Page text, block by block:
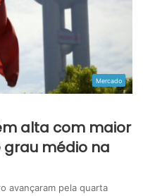
Mercado
alta com maior
médio na
avançaram pela quarta